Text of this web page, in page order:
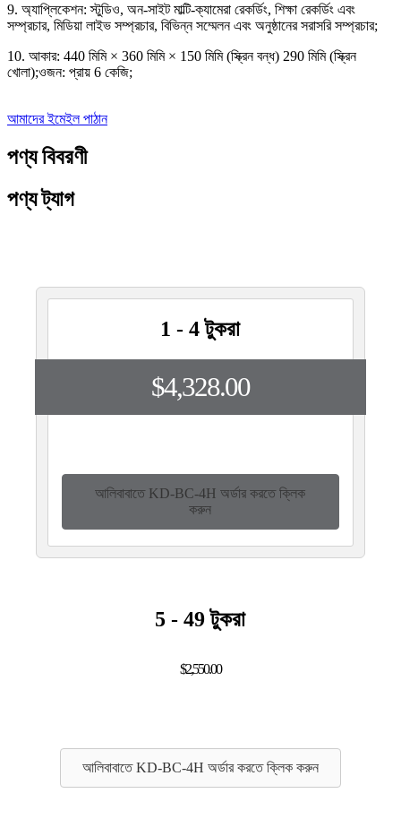
9. অ্যাপ্লিকেশন: স্টুডিও, অন-সাইট মাল্টি-ক্যামেরা রেকর্ডিং, শিক্ষা রেকর্ডিং এবং
সম্প্রচার, মিডিয়া লাইভ সম্প্রচার, বিভিন্ন সম্মেলন এবং অনুষ্ঠানের সরাসরি সম্প্রচার;
10. আকার: 440 মিমি × 360 মিমি × 150 মিমি (স্ক্রিন বন্ধ) 290 মিমি (স্ক্রিন
খোলা);ওজন: প্রায় 6 কেজি;
আমাদের ইমেইল পাঠান
পণ্য বিবরণী
পণ্য ট্যাগ
1 - 4 টুকরা
$4,328.00
আলিবাবাতে KD-BC-4H অর্ডার করতে ক্লিক
করুন
5 - 49 টুকরা
$2,550.00
আলিবাবাতে KD-BC-4H অর্ডার করতে ক্লিক করুন